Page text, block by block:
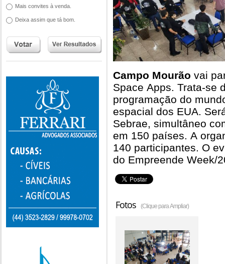
Mais convites à venda.
Deixa assim que tá bom.
Campo Mourão vai
Space Apps. Trata-se
programação do
espacial dos EUA.
Sebrae, simultâneo
em 150 países. A
140 participantes. O
do Empreende Week/
Fotos (Clique para Ampliar)